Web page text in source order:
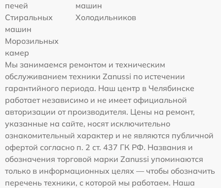
печей
машин
Стиральных
машин
Холодильников
Морозильных
камер
Мы занимаемся ремонтом и техническим
обслуживанием техники Zanussi по истечении
гарантийного периода. Наш центр в Челябинске
работает независимо и не имеет официальной
авторизации от производителя. Цены на ремонт,
указанные на сайте, носят исключительно
ознакомительный характер и не являются публичной
офертой согласно п. 2 ст. 437 ГК РФ. Названия и
обозначения торговой марки Zanussi упоминаются
только в информационных целях — чтобы обозначить
перечень техники, с которой мы работаем. Наша